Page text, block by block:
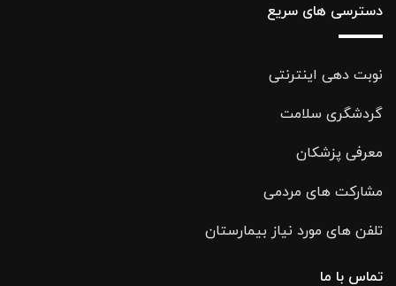
دسترسی های سریع
نوبت دهی اینترنتی
گردشگری سلامت
معرفی پزشکان
مشارکت های مردمی
تلفن های مورد نیاز بیمارستان
تماس با ما